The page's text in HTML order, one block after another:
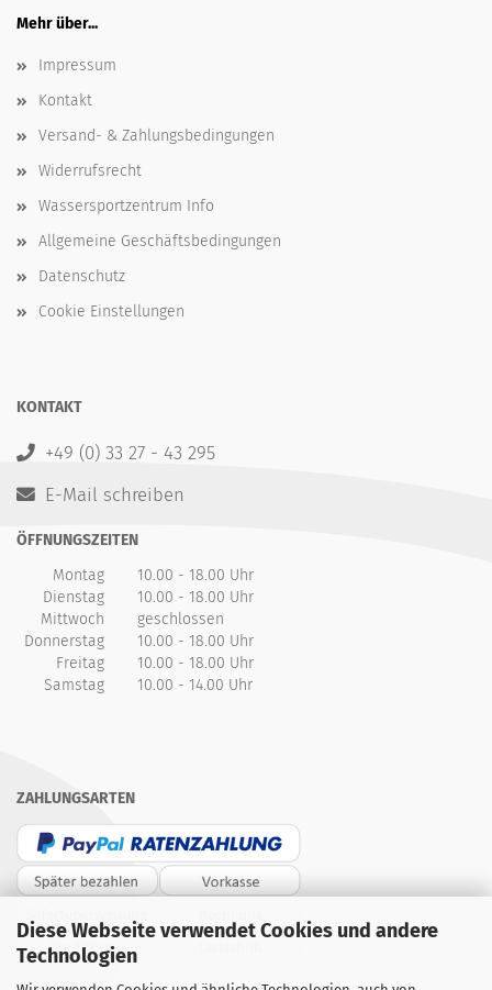
Diese Webseite verwendet Cookies und andere
Technologien
Mehr über...
Impressum
Kontakt
Versand- & Zahlungsbedingungen
Widerrufsrecht
Wassersportzentrum Info
Allgemeine Geschäftsbedingungen
Datenschutz
Cookie Einstellungen
KONTAKT
+49 (0) 33 27 - 43 295
E-Mail schreiben
ÖFFNUNGSZEITEN
Montag
10.00 - 18.00 Uhr
Dienstag
10.00 - 18.00 Uhr
Mittwoch
geschlossen
Donnerstag
10.00 - 18.00 Uhr
Freitag
10.00 - 18.00 Uhr
Samstag
10.00 - 14.00 Uhr
ZAHLUNGSARTEN